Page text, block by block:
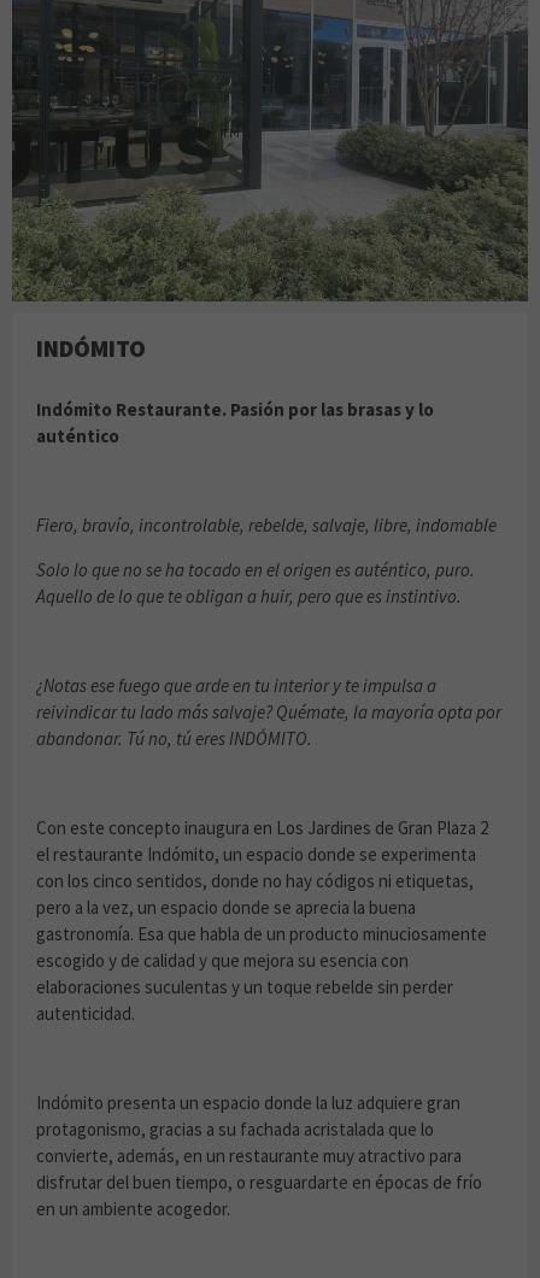
INDÓMITO
Indómito Restaurante. Pasión por las brasas y lo
auténtico
Fiero, bravío, incontrolable, rebelde, salvaje, libre, indomable
Solo lo que no se ha tocado en el origen es auténtico, puro.
Aquello de lo que te obligan a huir, pero que es instintivo.
¿Notas ese fuego que arde en tu interior y te impulsa a
reivindicar tu lado más salvaje? Quémate, la mayoría opta por
abandonar. Tú no, tú eres INDÓMITO.
Con este concepto inaugura en Los Jardines de Gran Plaza 2
el restaurante Indómito, un espacio donde se experimenta
con los cinco sentidos, donde no hay códigos ni etiquetas,
pero a la vez, un espacio donde se aprecia la buena
gastronomía. Esa que habla de un producto minuciosamente
escogido y de calidad y que mejora su esencia con
elaboraciones suculentas y un toque rebelde sin perder
autenticidad.
Indómito presenta un espacio donde la luz adquiere gran
protagonismo, gracias a su fachada acristalada que lo
convierte, además, en un restaurante muy atractivo para
disfrutar del buen tiempo, o resguardarte en épocas de frío
en un ambiente acogedor.